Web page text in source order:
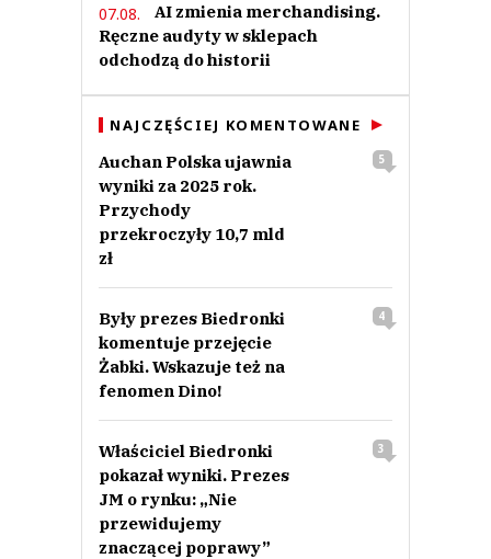
07.08.
AI zmienia merchandising.
Ręczne audyty w sklepach
odchodzą do historii
NAJCZĘŚCIEJ KOMENTOWANE
Auchan Polska ujawnia
wyniki za 2025 rok.
Przychody
przekroczyły 10,7 mld
zł
5
Były prezes Biedronki
komentuje przejęcie
Żabki. Wskazuje też na
fenomen Dino!
4
Właściciel Biedronki
pokazał wyniki. Prezes
JM o rynku: „Nie
przewidujemy
znaczącej poprawy”
3